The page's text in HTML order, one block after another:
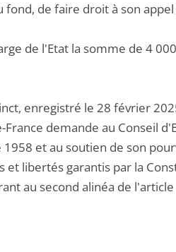
fond, de faire droit à son appel
de l'Etat la somme de 4
enregistré le 28 février
France demande au Conseil
et au soutien de son
et libertés garantis par la
au second alinéa de